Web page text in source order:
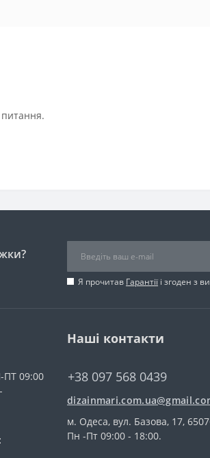
Я прочитав Гарантії і згоден з
09:00
Наші контакти
+38 097 568 0439
м. Одеса, вул. Базова, 17,
Пн -Пт 09:00 - 18:00.